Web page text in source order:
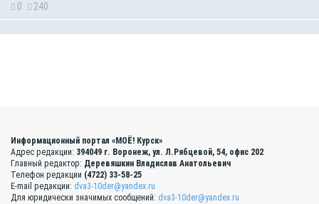
0 240
Информационный портал «МОЁ! Курск»
Адрес редакции: 394049 г. Воронеж, ул. Л.Рябцевой, 54, офис 202
Главный редактор: Деревяшкин Владислав Анатольевич
Телефон редакции (4722) 33-58-25
E-mail редакции: dva3-10der@yandex.ru
Для юридически значимых сообщений: dva3-10der@yandex.ru